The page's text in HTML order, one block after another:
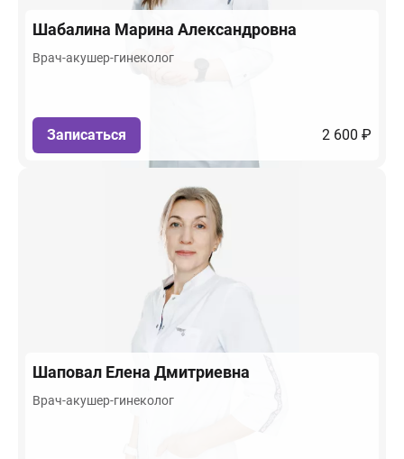
Шабалина Марина Александровна
Врач-акушер-гинеколог
Записаться 2 600 ₽
Шаповал Елена Дмитриевна
Врач-акушер-гинеколог